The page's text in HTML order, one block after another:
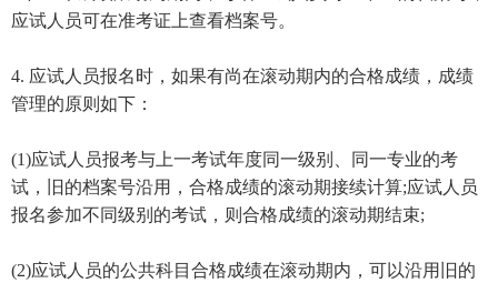
应试人员可在准考证上查看档案号。
4. 应试人员报名时，如果有尚在滚动期内的合格成绩，成绩
管理的原则如下：
(1)应试人员报考与上一考试年度同一级别、同一专业的考
试，旧的档案号沿用，合格成绩的滚动期接续计算;应试人员
报名参加不同级别的考试，则合格成绩的滚动期结束;
(2)应试人员的公共科目合格成绩在滚动期内，可以沿用旧的